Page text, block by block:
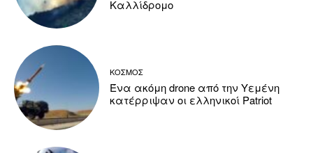
Καλλίδρομο
ΚΟΣΜΟΣ
Ένα ακόμη drone από την Υεμένη
κατέρριψαν οι ελληνικοί Patriot